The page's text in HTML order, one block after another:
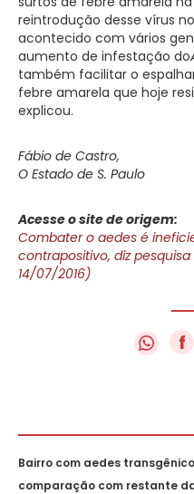
reintrodução desse vírus
acontecido com vários
aumento de infestação do
também facilitar o
febre amarela que hoje
explicou.
Fábio de Castro,
O Estado de S. Paulo
Acesse o site de origem:
Combater o aedes é
contrapositivo, diz pesquisa
14/07/2016)
f
Bairro com aedes
comparação com restante